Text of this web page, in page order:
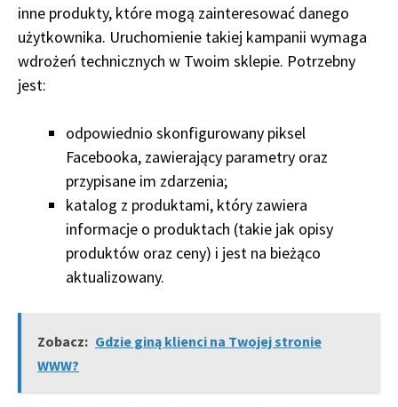
inne produkty, które mogą zainteresować danego
użytkownika. Uruchomienie takiej kampanii wymaga
wdrożeń technicznych w Twoim sklepie. Potrzebny
jest:
odpowiednio skonfigurowany piksel
Facebooka, zawierający parametry oraz
przypisane im zdarzenia;
katalog z produktami, który zawiera
informacje o produktach (takie jak opisy
produktów oraz ceny) i jest na bieżąco
aktualizowany.
Zobacz: Gdzie giną klienci na Twojej stronie
WWW?